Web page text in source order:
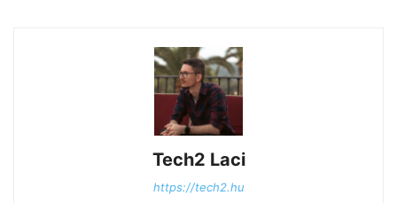
Tech2 Laci
https://tech2.hu